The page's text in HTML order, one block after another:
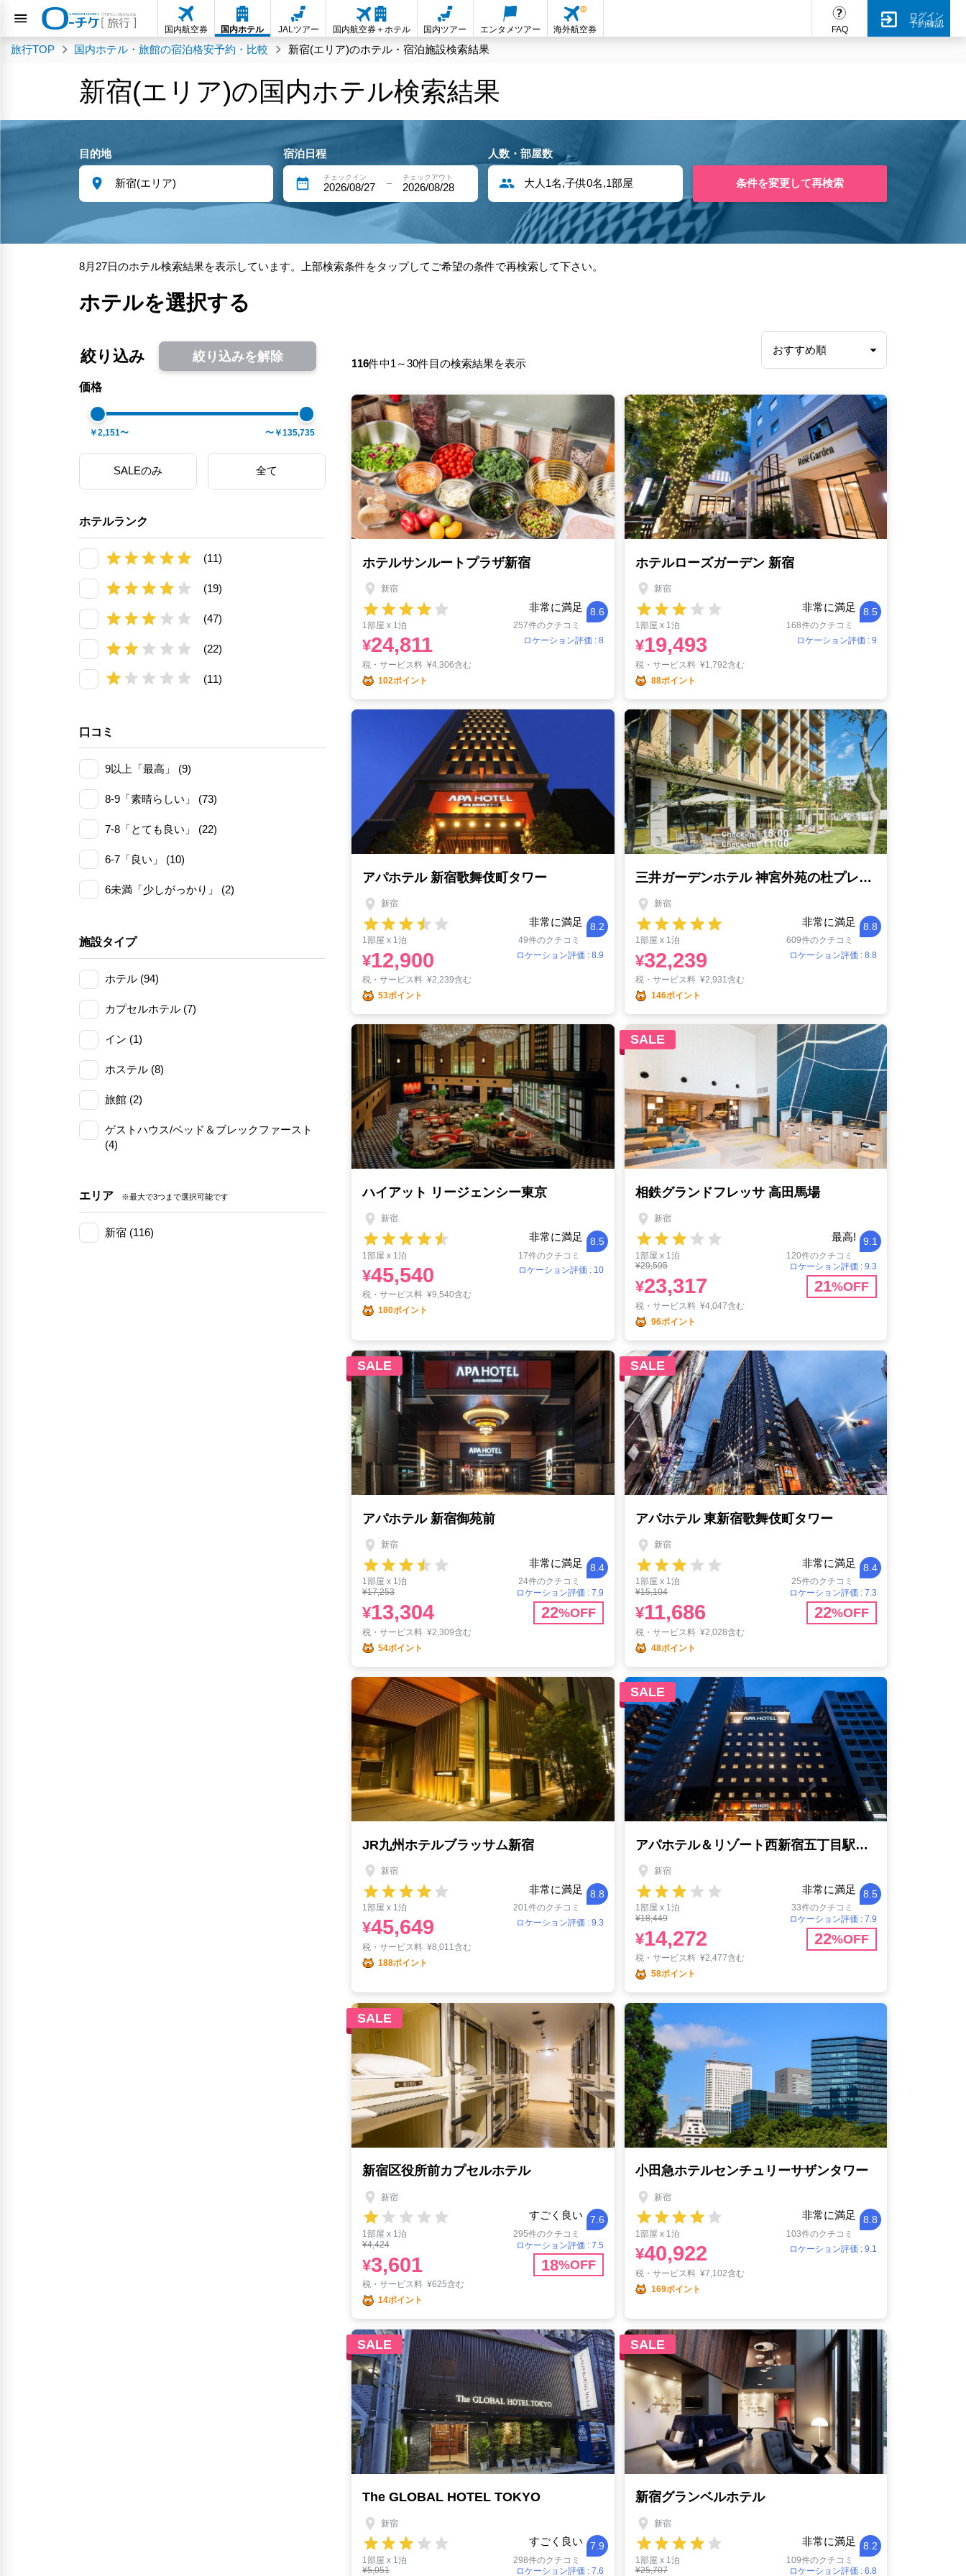
FAQ
ログイン
予約確認
国内航空券 国内ホテル JALツアー 国内航空券＋ホテル 国内ツアー エンタメツアー 海外航空券
旅行TOP 国内ホテル・旅館の宿泊格安予約・比較 新宿(エリア)のホテル・宿泊施設検索結果
新宿(エリア)の国内ホテル検索結果
目的地 宿泊日程
チェックイン
2026/08/27
チェックアウト
2026/08/28
人数・部屋数
大人1名,子供0名,1部屋 条件を変更して再検索
8月27日のホテル検索結果を表示しています。上部検索条件をタップしてご希望の条件で再検索して下さい。
ホテルを選択する
絞り込み 絞り込みを解除
価格
￥2,151〜 〜￥135,735
SALEのみ 全て
ホテルランク
(11)
(19)
(47)
(22)
(11)
口コミ
9以上「最高」 (9)
8-9「素晴らしい」 (73)
7-8「とても良い」 (22)
6-7「良い」 (10)
6未満「少しがっかり」 (2)
施設タイプ
ホテル (94)
カプセルホテル (7)
イン (1)
ホステル (8)
旅館 (2)
ゲストハウス/ベッド＆ブレックファースト
(4)
エリア ※最大で3つまで選択可能です
新宿 (116)
116件中1～30件目の検索結果を表示
ホテルサンルートプラザ新宿
新宿
非常に満足 8.6
1部屋 x 1泊
257件のクチコミ
ロケーション評価 : 8
¥24,811
税・サービス料 ¥4,306含む
102ポイント
ホテルローズガーデン 新宿
新宿
非常に満足 8.5
1部屋 x 1泊
168件のクチコミ
ロケーション評価 : 9
¥19,493
税・サービス料 ¥1,792含む
88ポイント
アパホテル 新宿歌舞伎町タワー
新宿
非常に満足 8.2
1部屋 x 1泊
49件のクチコミ
ロケーション評価 : 8.9
¥12,900
税・サービス料 ¥2,239含む
53ポイント
三井ガーデンホテル 神宮外苑の杜プレミア
新宿
非常に満足 8.8
1部屋 x 1泊
609件のクチコミ
ロケーション評価 : 8.8
¥32,239
税・サービス料 ¥2,931含む
146ポイント
ハイアット リージェンシー東京
新宿
非常に満足 8.5
1部屋 x 1泊
17件のクチコミ
ロケーション評価 : 10
¥45,540
税・サービス料 ¥9,540含む
180ポイント
SALE
相鉄グランドフレッサ 高田馬場
新宿
最高! 9.1
1部屋 x 1泊
120件のクチコミ
¥29,595
ロケーション評価 : 9.3
¥23,317 21%OFF
税・サービス料 ¥4,047含む
96ポイント
SALE
アパホテル 新宿御苑前
新宿
非常に満足 8.4
1部屋 x 1泊
24件のクチコミ
¥17,253
ロケーション評価 : 7.9
¥13,304 22%OFF
税・サービス料 ¥2,309含む
54ポイント
SALE
アパホテル 東新宿歌舞伎町タワー
新宿
非常に満足 8.4
1部屋 x 1泊
25件のクチコミ
¥15,104
ロケーション評価 : 7.3
¥11,686 22%OFF
税・サービス料 ¥2,028含む
48ポイント
JR九州ホテルブラッサム新宿
新宿
非常に満足 8.8
1部屋 x 1泊
201件のクチコミ
ロケーション評価 : 9.3
¥45,649
税・サービス料 ¥8,011含む
188ポイント
SALE
アパホテル＆リゾート西新宿五丁目駅前タワー
新宿
非常に満足 8.5
1部屋 x 1泊
33件のクチコミ
¥18,449
ロケーション評価 : 7.9
¥14,272 22%OFF
税・サービス料 ¥2,477含む
58ポイント
SALE
新宿区役所前カプセルホテル
新宿
すごく良い 7.6
1部屋 x 1泊
295件のクチコミ
¥4,424
ロケーション評価 : 7.5
¥3,601 18%OFF
税・サービス料 ¥625含む
14ポイント
小田急ホテルセンチュリーサザンタワー
新宿
非常に満足 8.8
1部屋 x 1泊
103件のクチコミ
ロケーション評価 : 9.1
¥40,922
税・サービス料 ¥7,102含む
169ポイント
SALE
The GLOBAL HOTEL TOKYO
新宿
すごく良い 7.9
1部屋 x 1泊
298件のクチコミ
¥5,051
ロケーション評価 : 7.6
SALE
新宿グランベルホテル
新宿
非常に満足 8.2
1部屋 x 1泊
109件のクチコミ
¥25,707
ロケーション評価 : 6.8